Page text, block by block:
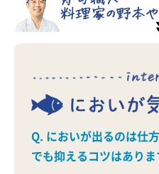
Q. においが出るのは仕
でも抑えるコツはありま